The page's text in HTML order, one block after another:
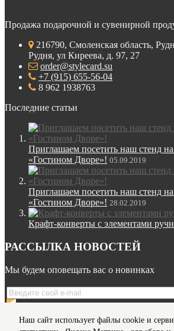
Продажа подарочной и сувенирной
216790, Смоленская область,
Рудня, ул Киреева, д. 97, 27
order@stylecard.su
+7 (915) 655-56-04
8 962 1938763
Последние статьи
Приглашаем посетить наш стенд
«Гостином Дворе»! 05.09.2019
Приглашаем посетить наш стенд
«Гостином Дворе»! 28.02.2019
Крафт-конверты с элементами
РАССЫЛКА НОВОСТЕЙ
Мы будем оповещать вас о новинках
Я даю согласие на обработку моих
Наш сайт использует файлы cookie и